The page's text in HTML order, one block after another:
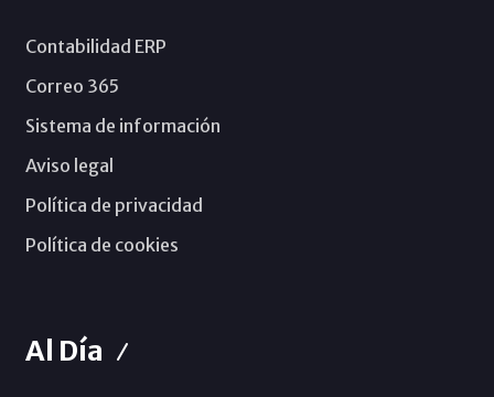
Contabilidad ERP
Correo 365
Sistema de información
Aviso legal
Política de privacidad
Política de cookies
Al Día